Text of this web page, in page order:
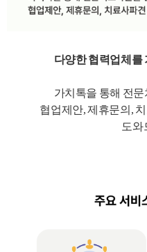
다양한 협력업체를
가치톡을 통해 전
협업제안, 제휴문의,
도와